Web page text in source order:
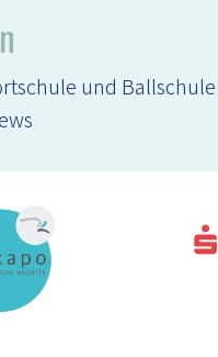
und Ballschule